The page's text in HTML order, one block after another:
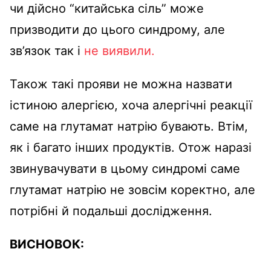
чи дійсно “китайська сіль” може
призводити до цього синдрому, але
зв’язок так і не виявили.
Також такі прояви не можна назвати
істиною алергією, хоча алергічні реакції
саме на глутамат натрію бувають. Втім,
як і багато інших продуктів. Отож наразі
звинувачувати в цьому синдромі саме
глутамат натрію не зовсім коректно, але
потрібні й подальші дослідження.
ВИСНОВОК: